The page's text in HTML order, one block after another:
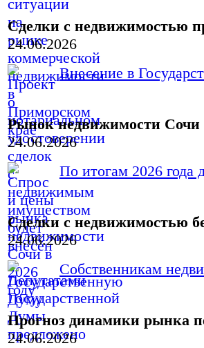
Сделки с недвижимостью
24.06.2026
Внесение в
Рынок недвижимости Сочи
24.06.2026
По итогам 2026 года
Сделки с недвижимостью
24.06.2026
Собственникам
Прогноз динамики рынка
24.06.2026